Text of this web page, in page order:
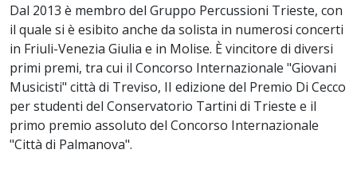
Dal 2013 è membro del Gruppo Percussioni Trieste, con
il quale si è esibito anche da solista in numerosi concerti
in Friuli-Venezia Giulia e in Molise. È vincitore di diversi
primi premi, tra cui il Concorso Internazionale "Giovani
Musicisti" città di Treviso, II edizione del Premio Di Cecco
per studenti del Conservatorio Tartini di Trieste e il
primo premio assoluto del Concorso Internazionale
"Città di Palmanova".